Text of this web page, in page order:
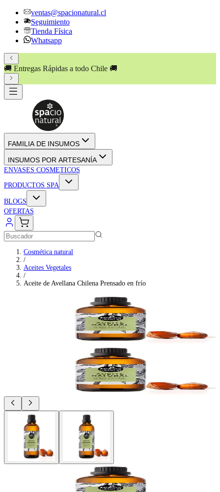
ventas@spacionatural.cl
Seguimiento
Tienda Física
Whatsapp
🚚 Entregas Rápidas a todo Chile 🚚
FAMILIA DE INSUMOS
INSUMOS POR ARTESANÍA
ENVASES COSMETICOS
PRODUCTOS SPA
BLOGS
OFERTAS
Cosmética natural
/
Aceites Vegetales
/
Aceite de Avellana Chilena Prensado en frío